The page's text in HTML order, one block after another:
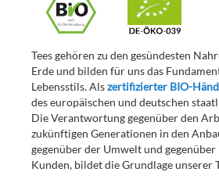
Tees gehören zu den gesündesten
Erde und bilden für uns das
Lebensstils. Alszertifizierter BIO-
des europäischen und deutschen
Die Verantwortung gegenüber den
zukünftigen Generationen in den
gegenüber der Umwelt und gegenüber
Kunden, bildet die Grundlage unserer